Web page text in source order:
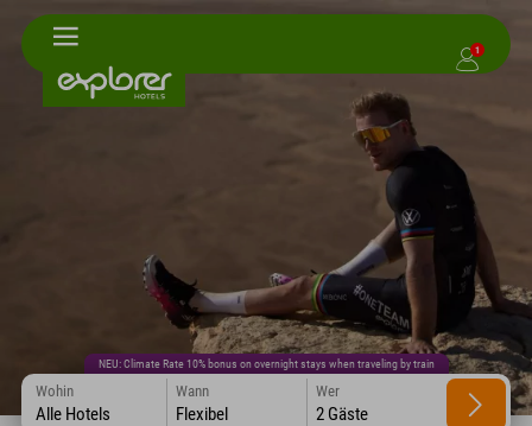
1
NEU: Climate Rate 10% bonus on overnight stays when traveling by train
Wohin
Alle Hotels
Wann
Flexibel
Wer
2 Gäste